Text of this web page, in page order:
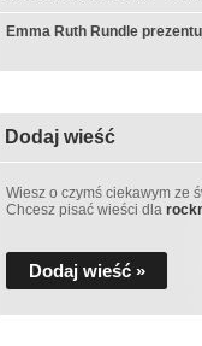
Emma Ruth Rundle
Dodaj wieść
Wiesz o czymś ciekawym ze
Chcesz pisać wieści dla
Dodaj wieść »